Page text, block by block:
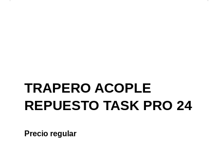
TRAPERO ACOPLE
REPUESTO TASK PRO 24
Precio regular